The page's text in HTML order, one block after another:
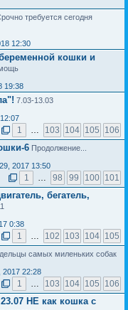
требуется сегодня
12:30
кошки и
19:38
7.03-13.03
1 … 103 104 105 106
6 Продолжение...
2017 13:50
1 … 98 99 100 101
бегатель,
0:38
1 … 102 103 104 105
самых миленьких собак
2017 22:28
1 … 103 104 105 106
НЕ как кошка с